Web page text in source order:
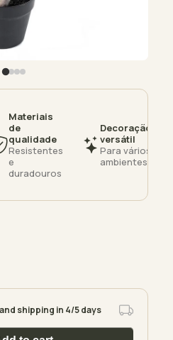
Materiais
de
qualidade
Resistentes
e
duradouros
Decoração
versátil
Para vários
ambientes
shipping in 4/5 days